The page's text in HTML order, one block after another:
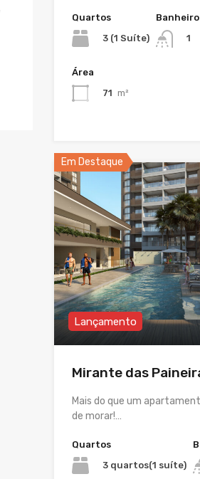
Quartos
3 (1 Suíte)
1
Área
71 m²
Em Destaque
Lançamento
Mirante das
Mais do que um
de morar!…
Quartos
3 quartos(1 suíte)